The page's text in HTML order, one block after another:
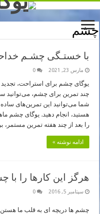
چشم
با خستـگی چشـم
مارس 23, 2021 0
یوگای چشم برای استراحت،
چند تمرین برای چشم، می‌توانید
شما می‌توانید این تمرین‌های
هستید، انجام دهید. یوگای چشم
را بعد از چند هفته تمرین مستمر،
ادامه نوشته »
هرگز این کارها را با
سپتامبر 5, 2016 0
چشم ها دریچه ای به قلب ما